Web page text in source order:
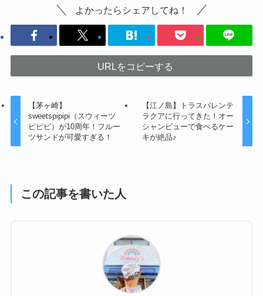
よかったらシェアしてね！
URLをコピーする
【茅ヶ崎】
sweetspipipi（スウィーツ
ピピピ）が10周年！フルー
ツサンドが可愛すぎる！
【江ノ島】トラスパレンテ
ラクアに行ってきた！オー
シャンビューで食べるケー
キが絶品♪
この記事を書いた人